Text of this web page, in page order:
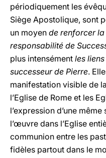
périodiquement les
Siège Apostolique, sont
un moyen de renforcer
responsabilité de
plus intensément les
successeur de Pierre.
manifestation visible de
l’Eglise de Rome et les
l’expression d’une
l’œuvre dans l’Eglise
communion entre les
fidèles partout dans le